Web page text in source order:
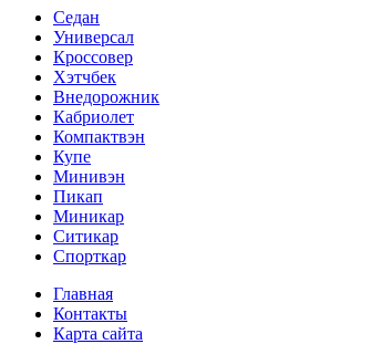
Седан
Универсал
Кроссовер
Хэтчбек
Внедорожник
Кабриолет
Компактвэн
Купе
Минивэн
Пикап
Миникар
Ситикар
Спорткар
Главная
Контакты
Карта сайта